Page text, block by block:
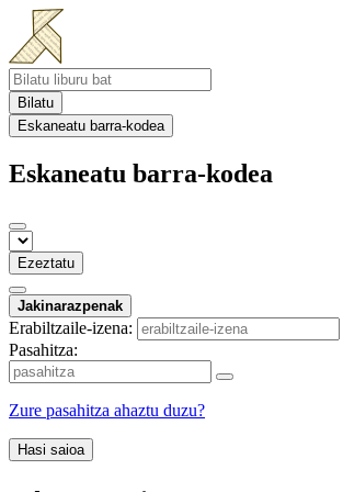
Bilatu
Eskaneatu barra-kodea
Eskaneatu barra-kodea
Ezeztatu
Jakinarazpenak
Erabiltzaile-izena:
Pasahitza:
Zure pasahitza ahaztu duzu?
Hasi saioa